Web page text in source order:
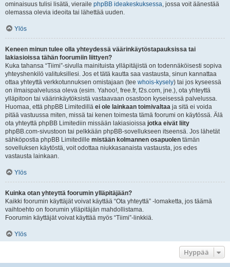
ominaisuus tulisi lisätä, vieraile phpBB ideakeskuksessa, jossa voit äänestää
olemassa olevia ideoita tai lähettää uuden.
Ylös
Keneen minun tulee olla yhteydessä väärinkäytöstapauksissa tai
lakiasioissa tähän foorumiin liittyen?
Kuka tahansa “Tiimi”-sivulla mainituista ylläpitäjistä on todennäköisesti sopiva
yhteyshenkilö valituksillesi. Jos et tätä kautta saa vastausta, sinun kannattaa
ottaa yhteyttä verkkotunnuksen omistajaan (tee whois-kysely) tai jos kyseessä
on ilmaispalvelussa oleva (esim. Yahoo!, free.fr, f2s.com, jne.), ota yhteyttä
ylläpitoon tai väärinkäytöksistä vastaavaan osastoon kyseisessä palvelussa.
Huomaa, että phpBB Limitedillä ei ole lainkaan toimivaltaa ja sitä ei voida
pitää vastuussa miten, missä tai kenen toimesta tämä foorumi on käytössä. Älä
ota yhteyttä phpBB Limitediin missään lakiasioissa jotka eivät liity
phpBB.com-sivustoon tai pelkkään phpBB-sovellukseen itseensä. Jos lähetät
sähköpostia phpBB Limitedille mistään kolmannen osapuolen tämän
sovelluksen käytöstä, voit odottaa niukkasanaista vastausta, jos edes
vastausta lainkaan.
Ylös
Kuinka otan yhteyttä foorumin ylläpitäjään?
Kaikki foorumin käyttäjät voivat käyttää “Ota yhteyttä” -lomaketta, jos täämä
vaihtoehto on foorumin ylläpitäjän mahdollistama.
Foorumin käyttäjät voivat käyttää myös “Tiimi”-linkkiä.
Ylös
Hyppää